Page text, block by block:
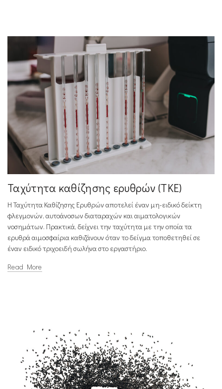
Ταχύτητα καθίζησης ερυθρών (ΤΚΕ)
Η Ταχύτητα Καθίζησης Ερυθρών αποτελεί έναν μη-ειδικό δείκτη
φλεγμονών, αυτοάνοσων διαταραχών και αιματολογικών
νοσημάτων. Πρακτικά, δείχνει την ταχύτητα με την οποία τα
ερυθρά αιμοσφαίρια καθιζάνουν όταν το δείγμα τοποθετηθεί σε
έναν ειδικό τριχοειδή σωλήνα στο εργαστήριο.
Read More